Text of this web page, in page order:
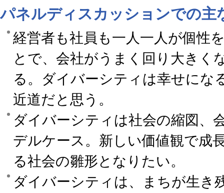
パネルディスカッションでの主
経営者も社員も一人一人が個性
とで、会社がうまく回り大きく
る。ダイバーシティは幸せにな
近道だと思う。
ダイバーシティは社会の縮図、
デルケース。新しい価値観で成
る社会の雛形となりたい。
ダイバーシティは、まちが生き